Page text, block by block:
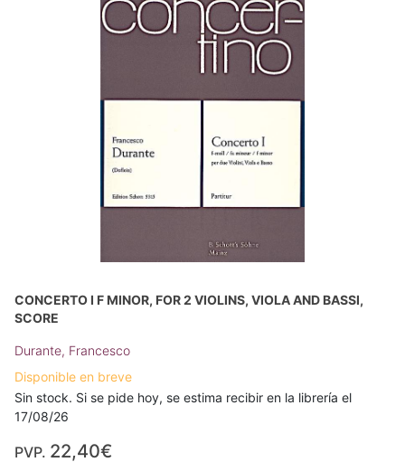
CONCERTO I F MINOR, FOR 2 VIOLINS, VIOLA AND BASSI,
SCORE
Durante, Francesco
Disponible en breve
Sin stock. Si se pide hoy, se estima recibir en la librería el
17/08/26
PVP. 22,40€